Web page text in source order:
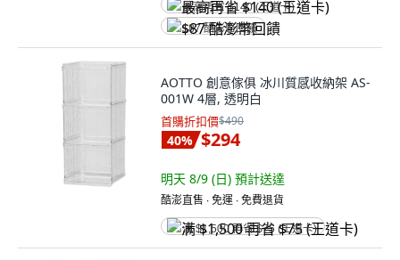
最高再省 $140 (王道卡)
$87 酷澎幣回饋
AOTTO 創意傢俱 冰川質感收納架 AS-
001W 4層, 透明白
首購折扣價$490
40% $294
明天 8/9 (日) 預計送達
酷澎直售 ∙ 免運 ∙ 免費退貨
满 $1,500 再省 $75 (王道卡)